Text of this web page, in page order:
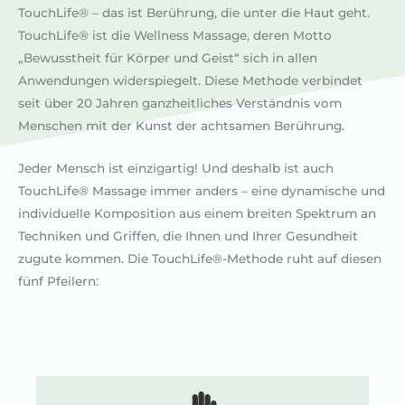
TouchLife® – das ist Berührung, die unter die Haut geht.
TouchLife® ist die Wellness Massage, deren Motto
„Bewusstheit für Körper und Geist“ sich in allen
Anwendungen widerspiegelt. Diese Methode verbindet
seit über 20 Jahren ganzheitliches Verständnis vom
Menschen mit der Kunst der achtsamen Berührung.
Jeder Mensch ist einzigartig! Und deshalb ist auch
TouchLife® Massage immer anders – eine dynamische und
individuelle Komposition aus einem breiten Spektrum an
Techniken und Griffen, die Ihnen und Ihrer Gesundheit
zugute kommen. Die TouchLife®-Methode ruht auf diesen
fünf Pfeilern: